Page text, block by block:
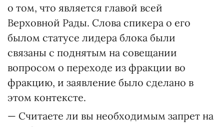
о том, что является главой всей
Верховной Рады. Слова спикера о его
былом статусе лидера блока были
связаны с поднятым на совещании
вопросом о переходе из фракции во
фракцию, и заявление было сделано в
этом контексте.
— Считаете ли вы необходимым запрет на